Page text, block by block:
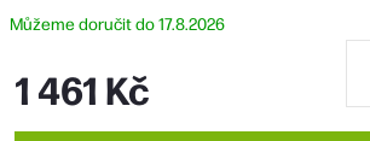
17.8.2026
1 461 Kč